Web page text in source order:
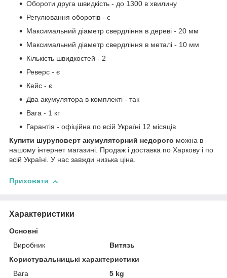
Обороти друга швидкість - до 1300 в хвилину
Регулювання оборотів - є
Максимальний діаметр свердління в дереві - 20 мм
Максимальний діаметр свердління в металі - 10 мм
Кількість швидкостей - 2
Реверс - є
Кейс - є
Два акумулятора в комплекті - так
Вага - 1 кг
Гарантія - офіційна по всій Україні 12 місяців
Купити шуруповерт акумуляторний недорого можна в
нашому інтернет магазині. Продаж і доставка по Харкову і по
всій Україні. У нас завжди низька ціна.
Приховати
Характеристики
Основні
Виробник
Витязь
Користувальницькі характеристики
Вага
5 kg